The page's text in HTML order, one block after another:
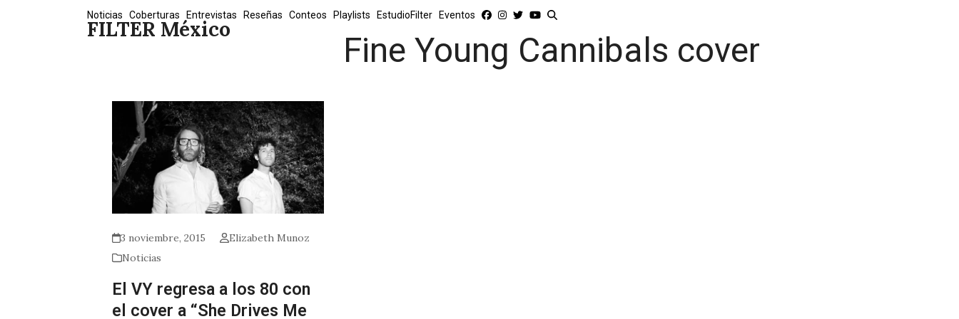
FILTER México
Noticias Coberturas Entrevistas Reseñas Conteos Playlists EstudioFilter Eventos
Fine Young Cannibals cover
3 noviembre, 2015
Elizabeth Munoz
Noticias
El VY regresa a los 80 con
el cover a “She Drives Me